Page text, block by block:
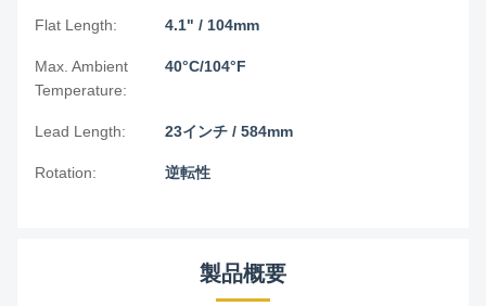
Flat Length: 4.1" / 104mm
Max. Ambient
Temperature:
40°C/104°F
Lead Length: 23インチ / 584mm
Rotation: 逆転性
製品概要